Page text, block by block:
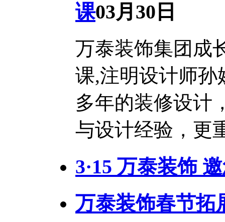
课03月30日
万泰装饰集团成
课,注明设计师孙
多年的装修设计
与设计经验，更
3·15 万泰装饰
万泰装饰春节拓